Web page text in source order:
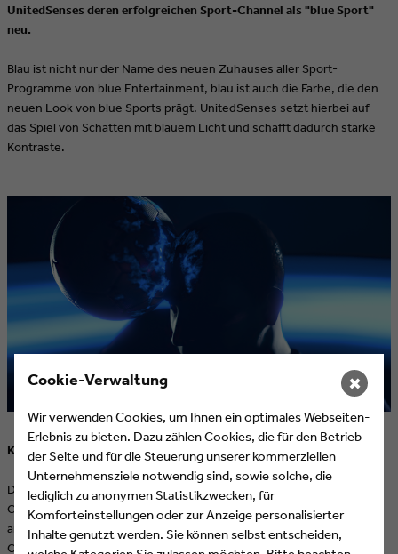
UnitedSenses deren erfolgreichen Sport-Channel als "blue Sport"
neu.
Blau ist nicht nur der Name des neuen Zuhauses aller Sport-
Programme von blue Entertainment, blau ist auch die Farbe, die den
neuen Look von blue Sports prägt. UnitedSenses setzt hierbei auf
das Spiel von Schatten mit blauem Licht und schafft dadurch starke
Kontraste.
Keine Athleten? Kein Problem!
Da große Studio-Drehs mit vielen Menschen durch die aktuelle
Corona-Pandemie nicht möglich waren, kreierten die Münchner auf
andere Weise magische Sport-Momente: Mit der Hilfe von 3D Motion
Capture erschufen sie Silhouetten von Athleten, die durch die blaue
Cookie-Verwaltung
Wir verwenden Cookies, um Ihnen ein optimales Webseiten-
Erlebnis zu bieten. Dazu zählen Cookies, die für den Betrieb
der Seite und für die Steuerung unserer kommerziellen
Unternehmensziele notwendig sind, sowie solche, die
lediglich zu anonymen Statistikzwecken, für
Komforteinstellungen oder zur Anzeige personalisierter
Inhalte genutzt werden. Sie können selbst entscheiden,
✖